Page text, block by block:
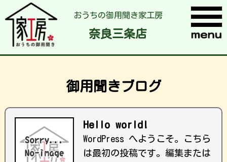
おうちの御用聞き家工房
奈良三条店
御用聞きブログ
Hello world!
WordPress へようこそ。こちら
は最初の投稿です。編集または